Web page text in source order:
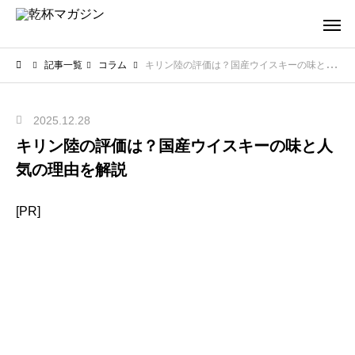
記事一覧 コラム キリン陸の評価は？国産ウイスキーの味と人気の理由を解説
2025.12.28
キリン陸の評価は？国産ウイスキーの味と人
気の理由を解説
[PR]